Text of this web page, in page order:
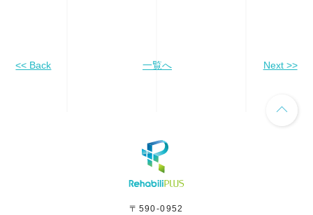
<< Back 一覧へ Next >>
〒590-0952